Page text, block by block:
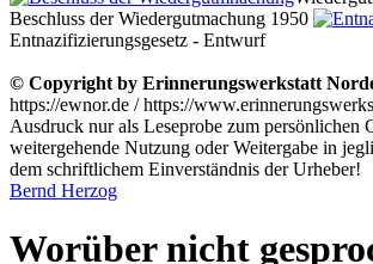
Beschluss der Wiedergutmachung 1950
Entnazifizierungsgesetz - Entwurf
© Copyright by Erinnerungswerkstatt
https://ewnor.de / https://
Ausdruck nur als Leseprobe zum persönlichen
weitergehende Nutzung oder Weitergabe in
dem schriftlichem Einverständnis der Urheber!
Bernd Herzog
Worüber nicht